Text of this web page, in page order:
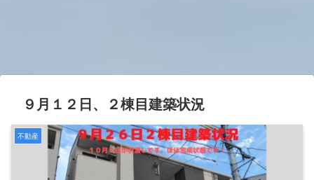
９月１２日、２棟目建築状況
不動産